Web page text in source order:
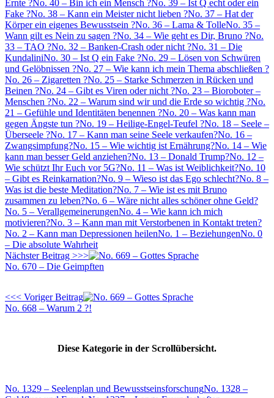
Ernte ?No. 40 – Bin ich ein Mensch ?No. 39 – Ist Q echt oder ein
Fake ?No. 38 – Kann ein Meister nicht lieben ?No. 37 – Hat der
Körper ein eigenes Bewusstsein ?No. 36 – Lama & TolleNo. 35 –
Wann gilt es Nein zu sagen ?No. 34 – Wie geht es Dir, Bruno ?No.
33 – TAO ?No. 32 – Banken-Crash oder nicht ?No. 31 – Die
KundaliniNo. 30 – Ist Q ein Fake ?No. 29 – Lösen von Schwüren
und Gelöbnissen ?No. 27 – Wie kann ich mein Thema abschließen ?
No. 26 – Zigaretten ?No. 25 – Starke Schmerzen in Rücken und
Beinen ?No. 24 – Gibt es Viren oder nicht ?No. 23 – Bioroboter –
Menschen ?No. 22 – Warum sind wir und die Erde so wichtig ?No.
21 – Gefühle und Identitäten benennen ?No. 20 – Was kann man
gegen Ängste tun ?No. 19 – Heilige-Engel-Teufel ?No. 18 – Seele –
Überseele ?No. 17 – Kann man seine Seele verkaufen?No. 16 –
Zwangsimpfung?No. 15 – Wie wichtig ist Ernährung?No. 14 – Wie
kann man besser Geld anziehen?No. 13 – Donald Trump?No. 12 –
Wie schützt Ihr Euch vor 5G?No. 11 – Was ist Weiblichkeit?No. 10
– Gibt es Reinkarnation?No. 9 – Wieso ist das Ego schlecht?No. 8 –
Was ist die beste Meditation?No. 7 – Wie ist es mit Bruno
zusammen zu leben?No. 6 – Wäre nicht alles schöner ohne Geld?
No. 5 – VerallgemeinerungenNo. 4 – Wie kann ich mich
motivieren?No. 3 – Kann man mit Verstorbenen in Kontakt treten?
No. 2 – Kann man Depressionen heilenNo. 1 – BeziehungenNo. 0
– Die absolute Wahrheit
Nächster Beitrag >>>
No. 670 – Die Geimpften
<<< Voriger Beitrag
No. 668 – Warum 2 ?!
Diese Kategorie in der Scrollübersicht.
No. 1329 – Seelenplan und BewusstseinsforschungNo. 1328 –